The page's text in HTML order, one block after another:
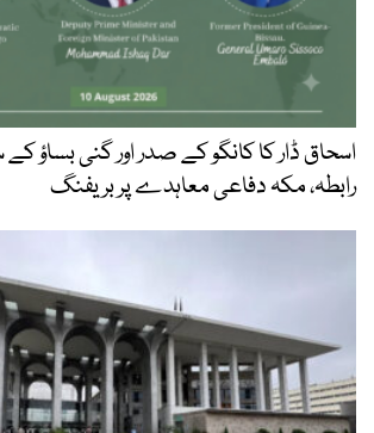
اسحاق ڈار کا کانگو کے صدر اور گنی بساؤ
رابطہ، مکہ دفاعی معاہدے پر بریفنگ